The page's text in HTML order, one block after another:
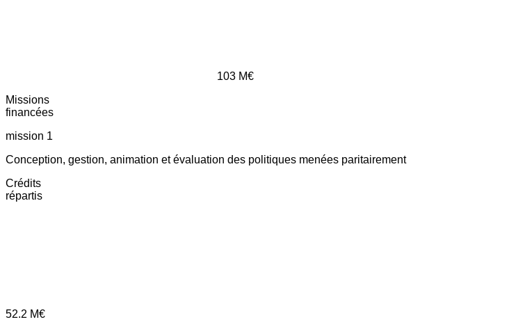
103 M€
Missions
financées
mission 1
Conception, gestion, animation et évaluation des politiques menées paritairement
Crédits
répartis
52.2 M€